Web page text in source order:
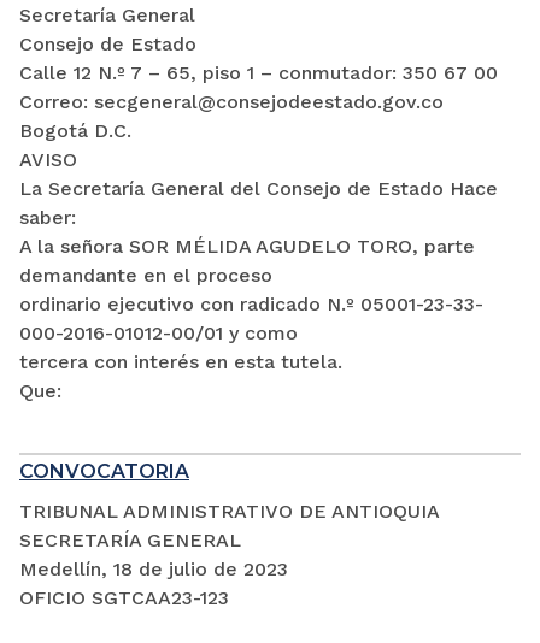
Secretaría General
Consejo de Estado
Calle 12 N.º 7 – 65, piso 1 – conmutador: 350 67 00
Correo: secgeneral@consejodeestado.gov.co
Bogotá D.C.
AVISO
La Secretaría General del Consejo de Estado Hace
saber:
A la señora SOR MÉLIDA AGUDELO TORO, parte
demandante en el proceso
ordinario ejecutivo con radicado N.º 05001-23-33-
000-2016-01012-00/01 y como
tercera con interés en esta tutela.
Que:
CONVOCATORIA
TRIBUNAL ADMINISTRATIVO DE ANTIOQUIA
SECRETARÍA GENERAL
Medellín, 18 de julio de 2023
OFICIO SGTCAA23-123